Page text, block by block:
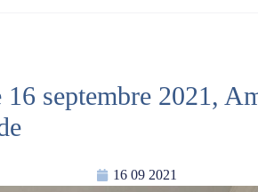
septembre 2021,
16 09 2021